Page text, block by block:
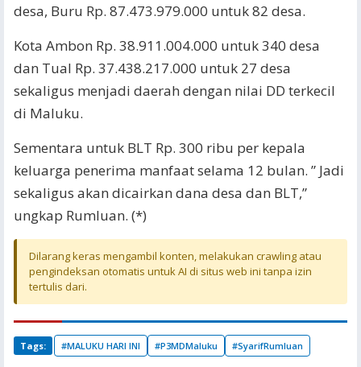
desa, Buru Rp. 87.473.979.000 untuk 82 desa.
Kota Ambon Rp. 38.911.004.000 untuk 340 desa
dan Tual Rp. 37.438.217.000 untuk 27 desa
sekaligus menjadi daerah dengan nilai DD terkecil
di Maluku.
Sementara untuk BLT Rp. 300 ribu per kepala
keluarga penerima manfaat selama 12 bulan. ” Jadi
sekaligus akan dicairkan dana desa dan BLT,”
ungkap Rumluan. (*)
Dilarang keras mengambil konten, melakukan crawling atau
pengindeksan otomatis untuk AI di situs web ini tanpa izin
tertulis dari.
Tags: #MALUKU HARI INI #P3MDMaluku #SyarifRumluan